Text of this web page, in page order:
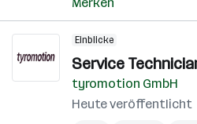
Einblicke
Service
tyromotion GmbH
Heute veröffentlicht